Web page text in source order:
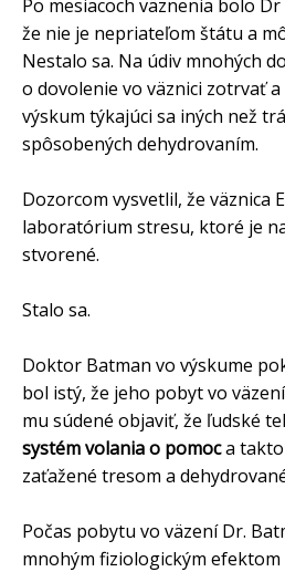
Po mesiacoch väznenia bolo
že nie je nepriateľom štátu a
Nestalo sa. Na údiv mnohých
o dovolenie vo väznici zotrvať
výskum týkajúci sa iných než
spôsobených dehydrovaním.
Dozorcom vysvetlil, že väznica
laboratórium stresu, ktoré je
stvorené.
Stalo sa.
Doktor Batman vo výskume
bol istý, že jeho pobyt vo
mu súdené objaviť, že ľudské
systém volania o pomoca
zaťažené tresom a
Počas pobytu vo väzení Dr.
mnohým fiziologickým